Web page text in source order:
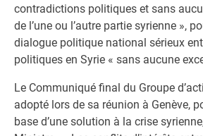
contradictions politiques et sans
de l’une ou l’autre partie syrienne »,
dialogue politique national sérieux
politiques en Syrie « sans aucune
Le Communiqué final du Groupe
adopté lors de sa réunion à Genève,
base d’une solution à la crise